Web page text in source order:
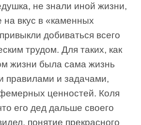
не знали иной жизни,
на вкус в «каменных
добиваться всего
трудом. Для таких, как
жизни была сама жизнь
правилами и задачами,
ценностей. Коля
его дед дальше своего
понятие прекрасного